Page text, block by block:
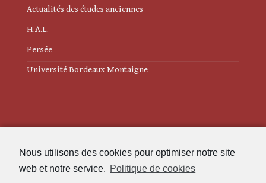
Nous utilisons des cookies pour optimiser notre site
web et notre service. Politique de cookies
Actualités des études anciennes
H.A.L.
Persée
Université Bordeaux Montaigne
Politique de cookies (UE)